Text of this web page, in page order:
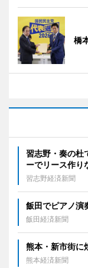
橋
習志野・奏の
ーでリース作り
習志野経済新聞
飯田でピアノ
飯田経済新聞
熊本・新市街
熊本経済新聞